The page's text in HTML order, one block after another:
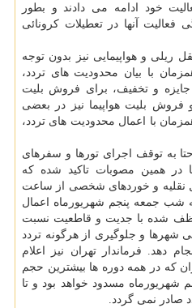
خود ادامه می دادند و بطور
آنها در تعطیلات کرونائی
و هواپیمایی نیز بدون توجه
با بیان محدودیت های تردد،
جایزه و تخفیف، برای فروش بلیت
و فروش بلیت هواپیما نیز در بعضی
با اعمال محدودیت های تردد،
به توقف اجرای تورها و سفرهای
در همین مصوبات تاکید شده که
نقلیه و خوردهای شخصی از ساعت
مرداد تا نیمه شب جمعه پنجم شهریورماه اعمال
شده با جدیت و قاطعیت نسبت
و جلوگیری از هرگونه تردد
دهد. فرماندار تهران نیز اعلام
که در همه دوره ها بیشترین حجم
شهریورماه مسدود خواهد بود و تا
صادر نمی گردد.